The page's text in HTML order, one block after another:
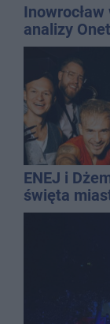
Inowrocław
analizy
najbardziej
ENEJ i
święta